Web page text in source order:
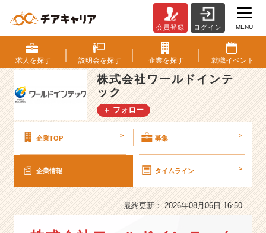
式
会
社
ワ
ー
ル
ド
テ
会員登録 ログイン MENU
求人を探す 説明会を探す 企業を探す 就職イベント
株式会社ワールドインテ
ック
＋ フォロー
企業TOP > 募集 >
企業情報 タイムライン >
最終更新： 2026年08月06日 16:50